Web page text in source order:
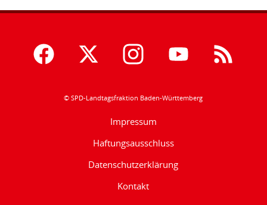
© SPD-Landtagsfraktion Baden-Württemberg
Impressum
Haftungsausschluss
Datenschutzerklärung
Kontakt